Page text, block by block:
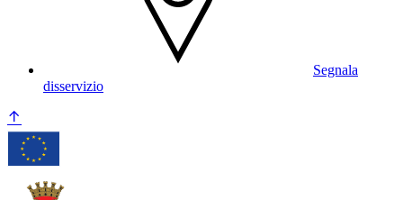
Segnala
disservizio